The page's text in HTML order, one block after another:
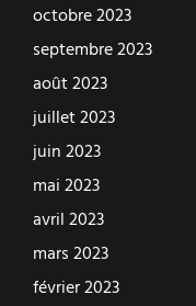
octobre 2023
septembre 2023
août 2023
juillet 2023
juin 2023
mai 2023
avril 2023
mars 2023
février 2023